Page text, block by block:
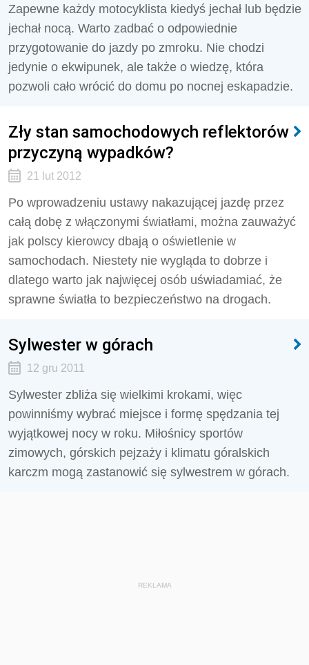
Zapewne każdy motocyklista kiedyś jechał lub będzie
jechał nocą. Warto zadbać o odpowiednie
przygotowanie do jazdy po zmroku. Nie chodzi
jedynie o ekwipunek, ale także o wiedzę, która
pozwoli cało wrócić do domu po nocnej eskapadzie.
Zły stan samochodowych reflektorów
przyczyną wypadków?
21 lut 2012
Po wprowadzeniu ustawy nakazującej jazdę przez
całą dobę z włączonymi światłami, można zauważyć
jak polscy kierowcy dbają o oświetlenie w
samochodach. Niestety nie wygląda to dobrze i
dlatego warto jak najwięcej osób uświadamiać, że
sprawne światła to bezpieczeństwo na drogach.
Sylwester w górach
12 gru 2011
Sylwester zbliża się wielkimi krokami, więc
powinniśmy wybrać miejsce i formę spędzania tej
wyjątkowej nocy w roku. Miłośnicy sportów
zimowych, górskich pejzaży i klimatu góralskich
karczm mogą zastanowić się sylwestrem w górach.
REKLAMA